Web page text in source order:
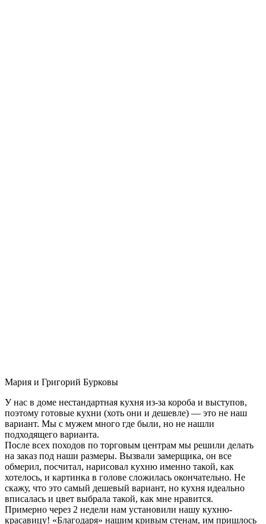
Мария и Григорий Бурковы
У нас в доме нестандартная кухня из-за короба и выступов,
поэтому готовые кухни (хоть они и дешевле) — это не наш
вариант. Мы с мужем много где были, но не нашли
подходящего варианта.
После всех походов по торговым центрам мы решили делать
на заказ под наши размеры. Вызвали замерщика, он все
обмерил, посчитал, нарисовал кухню именно такой, как
хотелось, и картинка в голове сложилась окончательно. Не
скажу, что это самый дешевый вариант, но кухня идеально
вписалась и цвет выбрала такой, как мне нравится.
Примерно через 2 недели нам установили нашу кухню-
красавицу! «Благодаря» нашим кривым стенам, им пришлось